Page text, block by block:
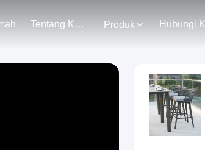
Tentang Kami Produk